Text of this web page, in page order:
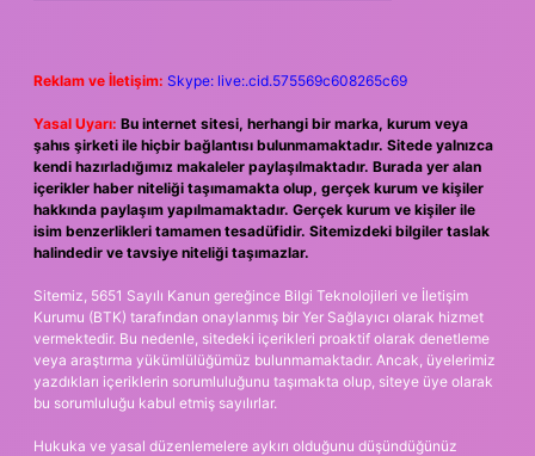
Reklam ve İletişim: Skype: live:.cid.575569c608265c69
Yasal Uyarı: Bu internet sitesi, herhangi bir marka, kurum veya
şahıs şirketi ile hiçbir bağlantısı bulunmamaktadır. Sitede yalnızca
kendi hazırladığımız makaleler paylaşılmaktadır. Burada yer alan
içerikler haber niteliği taşımamakta olup, gerçek kurum ve kişiler
hakkında paylaşım yapılmamaktadır. Gerçek kurum ve kişiler ile
isim benzerlikleri tamamen tesadüfidir. Sitemizdeki bilgiler taslak
halindedir ve tavsiye niteliği taşımazlar.
Sitemiz, 5651 Sayılı Kanun gereğince Bilgi Teknolojileri ve İletişim
Kurumu (BTK) tarafından onaylanmış bir Yer Sağlayıcı olarak hizmet
vermektedir. Bu nedenle, sitedeki içerikleri proaktif olarak denetleme
veya araştırma yükümlülüğümüz bulunmamaktadır. Ancak, üyelerimiz
yazdıkları içeriklerin sorumluluğunu taşımakta olup, siteye üye olarak
bu sorumluluğu kabul etmiş sayılırlar.
Hukuka ve yasal düzenlemelere aykırı olduğunu düşündüğünüz